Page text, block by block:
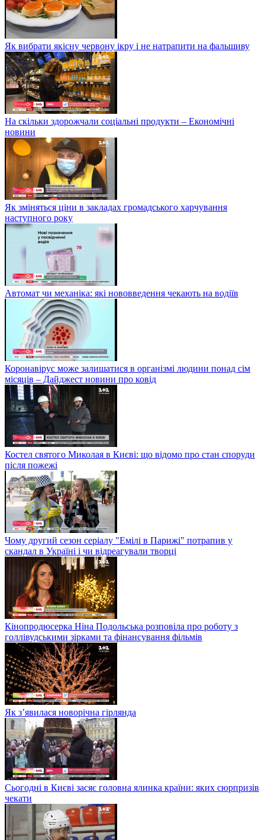
Як вибрати якісну червону ікру і не натрапити на фальшиву
На скільки здорожчали соціальні продукти – Економічні
новини
Як зміняться ціни в закладах громадського харчування
наступного року
Автомат чи механіка: які нововведення чекають на водіїв
Коронавірус може залишатися в організмі людини понад сім
місяців – Дайджест новини про ковід
Костел святого Миколая в Києві: що відомо про стан споруди
після пожежі
Чому другий сезон серіалу "Емілі в Парижі" потрапив у
скандал в Україні і чи відреагували творці
Кінопродюсерка Ніна Подольська розповіла про роботу з
голлівудськими зірками та фінансування фільмів
Як з’явилася новорічна гірлянда
Сьогодні в Києві засяє головна ялинка країни: яких сюрпризів
чекати